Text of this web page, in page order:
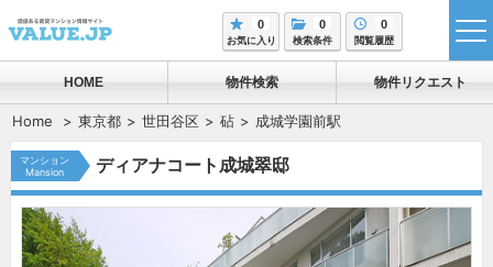
0
お気に入り
0
検索条件
0
閲覧履歴
HOME 物件検索 物件リクエスト
Home 東京都 世田谷区 砧 成城学園前駅
マンション
Mansion
ディアナコート成城翠邸